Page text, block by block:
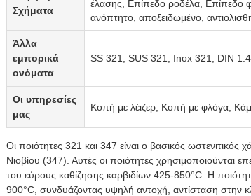
Σχήματα
έλασης, Επίπεδο ροδέλα, Επίπεδο
ανόπτητο, αποξειδωμένο,
Άλλα
εμπορικά
ονόματα
SS 321, SUS 321, Inox 321, DIN
Οι υπηρεσίες
μας
Κοπή με λέιζερ, Κοπή με φλόγα,
Οι ποιότητες 321 και 347 είναι ο βασικός
Νιοβίου (347). Αυτές οι ποιότητες χρησιμοποιούνται
του εύρους καθίζησης καρβιδίων 425-850°C. Η
900°C, συνδυάζοντας υψηλή αντοχή, αντίσταση στην